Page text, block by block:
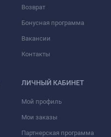
Возврат
Бонусная программа
Вакансии
Контакты
ЛИЧНЫЙ КАБИНЕТ
Мой профиль
Мои заказы
Партнерская программа